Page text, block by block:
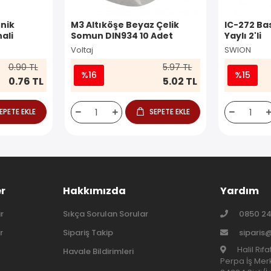
0.90 TL
0.76 TL
EKLE
M3 Altıköşe Beyaz Çelik
Somun DIN934 10 Adet
Voltaj
%16
5.97 TL
5.02 TL
SEPETE EKLE
IC-272
Yaylı 2'li
SWION
%15
Hakkımızda
Sıkça Sorulan Sorular
Sipariş Takip
Havale Bildirimleri
Yardım
0850
Halil
Perpa İş